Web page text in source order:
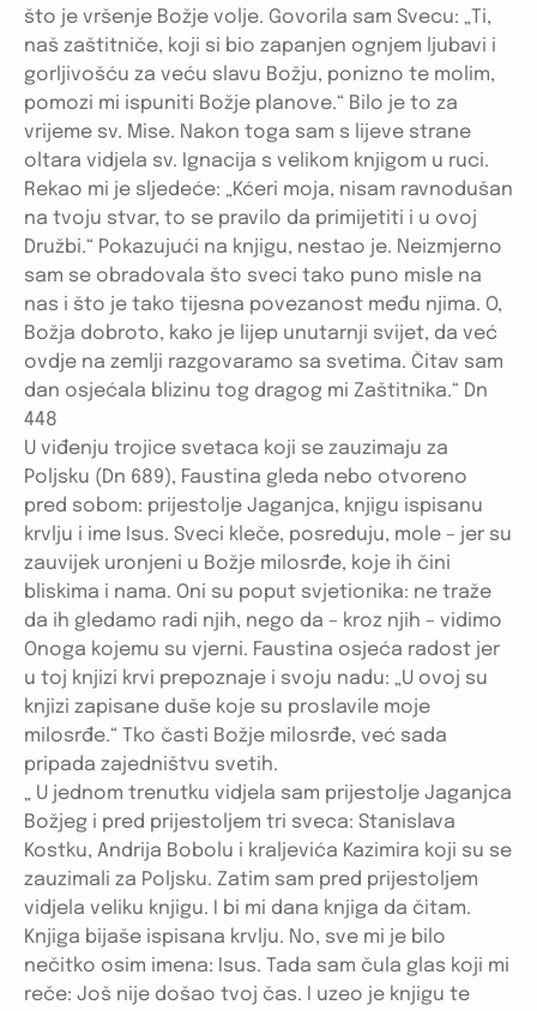
što je vršenje Božje volje. Govorila sam Svecu: „Ti,
naš zaštitniče, koji si bio zapanjen ognjem ljubavi i
gorljivošću za veću slavu Božju, ponizno te molim,
pomozi mi ispuniti Božje planove.“ Bilo je to za
vrijeme sv. Mise. Nakon toga sam s lijeve strane
oltara vidjela sv. Ignacija s velikom knjigom u ruci.
Rekao mi je sljedeće: „Kćeri moja, nisam ravnodušan
na tvoju stvar, to se pravilo da primijetiti i u ovoj
Družbi.“ Pokazujući na knjigu, nestao je. Neizmjerno
sam se obradovala što sveci tako puno misle na
nas i što je tako tijesna povezanost među njima. O,
Božja dobroto, kako je lijep unutarnji svijet, da već
ovdje na zemlji razgovaramo sa svetima. Čitav sam
dan osjećala blizinu tog dragog mi Zaštitnika.“ Dn
448
U viđenju trojice svetaca koji se zauzimaju za
Poljsku (Dn 689), Faustina gleda nebo otvoreno
pred sobom: prijestolje Jaganjca, knjigu ispisanu
krvlju i ime Isus. Sveci kleče, posreduju, mole – jer su
zauvijek uronjeni u Božje milosrđe, koje ih čini
bliskima i nama. Oni su poput svjetionika: ne traže
da ih gledamo radi njih, nego da – kroz njih – vidimo
Onoga kojemu su vjerni. Faustina osjeća radost jer
u toj knjizi krvi prepoznaje i svoju nadu: „U ovoj su
knjizi zapisane duše koje su proslavile moje
milosrđe.“ Tko časti Božje milosrđe, već sada
pripada zajedništvu svetih.
„ U jednom trenutku vidjela sam prijestolje Jaganjca
Božjeg i pred prijestoljem tri sveca: Stanislava
Kostku, Andrija Bobolu i kraljevića Kazimira koji su se
zauzimali za Poljsku. Zatim sam pred prijestoljem
vidjela veliku knjigu. I bi mi dana knjiga da čitam.
Knjiga bijaše ispisana krvlju. No, sve mi je bilo
nečitko osim imena: Isus. Tada sam čula glas koji mi
reče: Još nije došao tvoj čas. I uzeo je knjigu te